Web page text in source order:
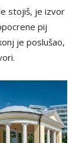
stojiš, je izvor
pij
je poslušao,